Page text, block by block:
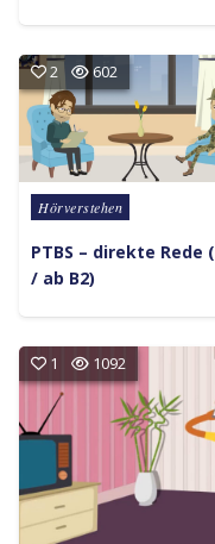
2 602
Posted in
Hörverstehen
PTBS – direkte Rede
/ ab B2)
1 1092